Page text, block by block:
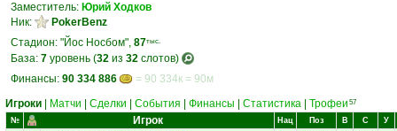
Заместитель: Юрий Ходков
Ник:
PokerBenz
Стадион: "Йос Носбом", 87тыс.
База: 7 уровень (32 из 32 слотов)
Финансы: 90 334 886
= 90 334к = 90м
Игроки
Матчи Сделки События Финансы Статистика Трофеи 57
№ Игрок Нац Поз В С У